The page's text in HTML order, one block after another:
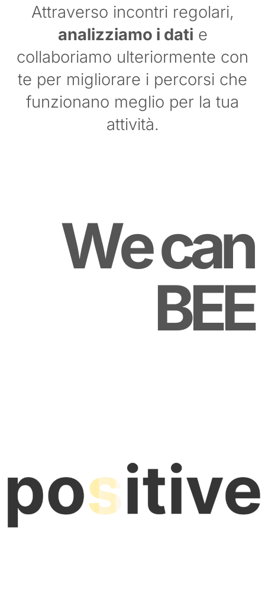
Attraverso incontri regolari,
analizziamo i dati e
collaboriamo ulteriormente con
te per migliorare i percorsi che
funzionano meglio per la tua
attività.
We can
BEE